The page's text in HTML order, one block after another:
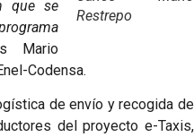
Restrepo
que se
Mario
Codensa.
de envío y recogida de
del proyecto e-Taxis,